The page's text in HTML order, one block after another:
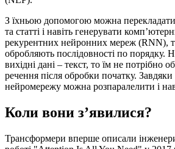
З їхньою допомогою можна перекладати
та статті і навіть генерувати
рекурентних нейронних мереж (RNN),
обробляють послідовності по порядку.
вихідні дані – текст, то їм не потрібно
речення після обробки початку.
нейромережу можна розпаралелити і
Коли вони з’явилися?
Трансформери вперше описали